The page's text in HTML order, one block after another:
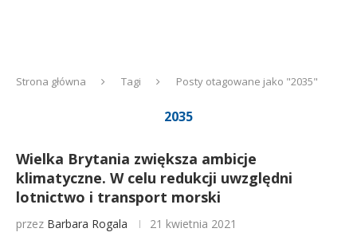
Strona główna Tagi Posty otagowane jako "2035"
2035
Wielka Brytania zwiększa ambicje
klimatyczne. W celu redukcji uwzględni
lotnictwo i transport morski
przez Barbara Rogala 21 kwietnia 2021